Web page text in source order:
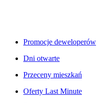
Promocje deweloperów
Dni otwarte
Przeceny mieszkań
Oferty Last Minute